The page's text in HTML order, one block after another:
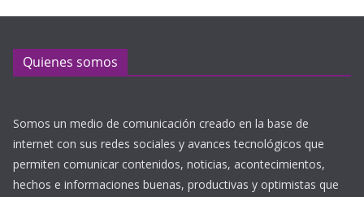
Quienes somos
Somos un medio de comunicación creado en la base de
internet con sus redes sociales y avances tecnológicos que
permiten comunicar contenidos, noticias, acontecimientos,
hechos e informaciones buenas, productivas y optimistas que